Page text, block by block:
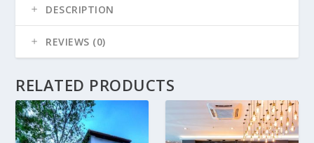
DESCRIPTION
REVIEWS (0)
RELATED PRODUCTS